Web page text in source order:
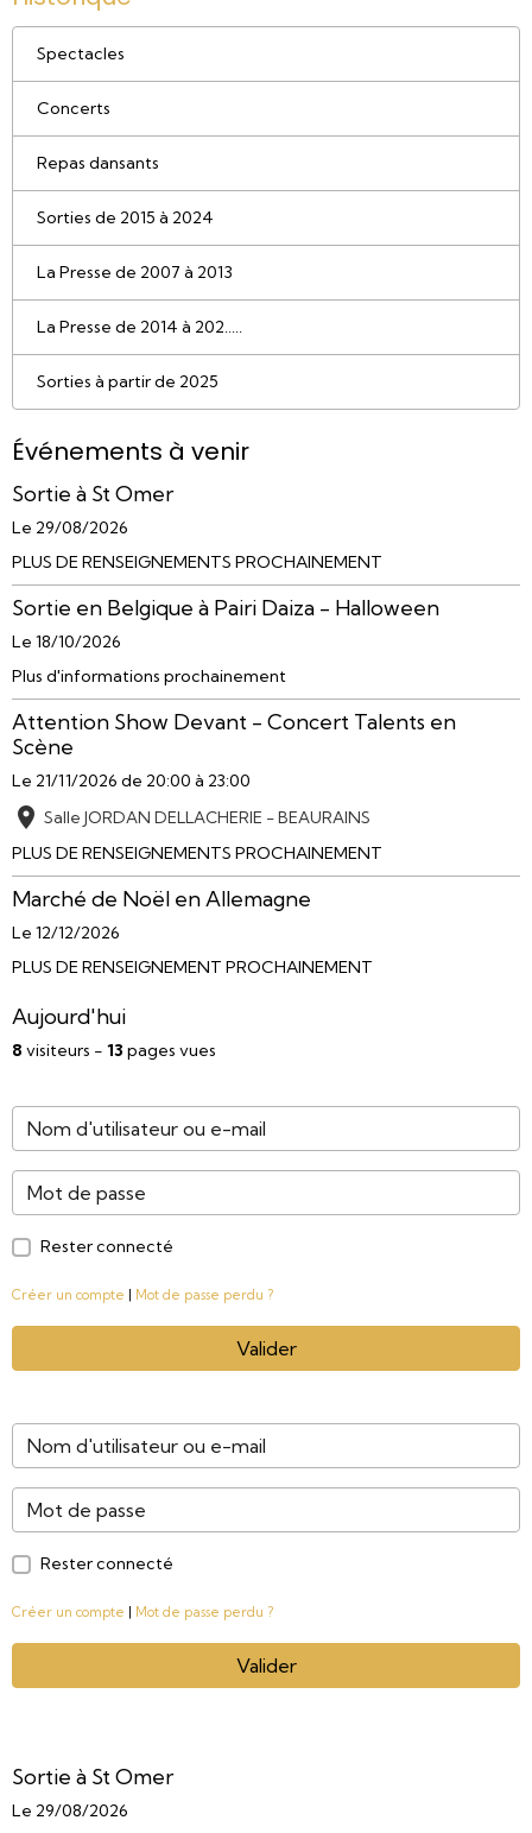
Spectacles
Concerts
Repas dansants
Sorties de 2015 à 2024
La Presse de 2007 à 2013
La Presse de 2014 à 202.....
Sorties à partir de 2025
Événements à venir
Sortie à St Omer
Le 29/08/2026
PLUS DE RENSEIGNEMENTS PROCHAINEMENT
Sortie en Belgique à Pairi Daiza - Halloween
Le 18/10/2026
Plus d'informations prochainement
Attention Show Devant - Concert Talents en
Scène
Le 21/11/2026 de 20:00 à 23:00
Salle JORDAN DELLACHERIE - BEAURAINS
PLUS DE RENSEIGNEMENTS PROCHAINEMENT
Marché de Noël en Allemagne
Le 12/12/2026
PLUS DE RENSEIGNEMENT PROCHAINEMENT
Aujourd'hui
8 visiteurs - 13 pages vues
Rester connecté
Créer un compte Mot de passe perdu ?
Valider
Rester connecté
Créer un compte Mot de passe perdu ?
Valider
Sortie à St Omer
Le 29/08/2026